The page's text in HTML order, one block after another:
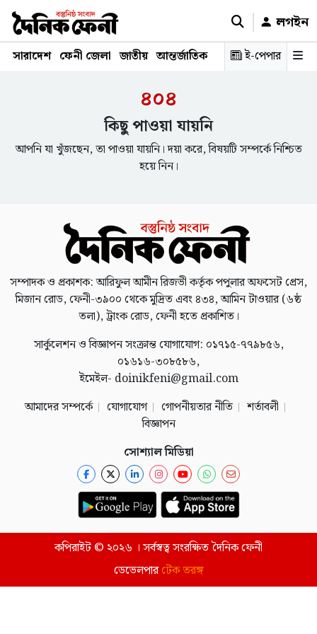
লগইন
সারাদেশ ফেনী জেলা জাতীয় আন্তর্জাতিক রাজনীতি স্বাস্থ্য শিক্ষা
ই-পেপার
৪০৪
কিছু পাওয়া যায়নি
আপনি যা খুঁজছেন, তা পাওয়া যায়নি। দয়া করে, বিষয়টি সম্পর্কে নিশ্চিত
হয়ে নিন।
সম্পাদক ও প্রকাশক: আরিফুল আমীন রিজভী কর্তৃক পপুলার অফসেট প্রেস,
মিজান রোড, ফেনী-৩৯০০ থেকে মুদ্রিত এবং ৪৩৪, আমিন টাওয়ার (৬ষ্ঠ
তলা), ট্রাংক রোড, ফেনী হতে প্রকাশিত।
সার্কুলেশন ও বিজ্ঞাপন সংক্রান্ত যোগাযোগ: ০১৭১৫-৭৭৯৮৫৬,
০১৬১৬-৩০৮৫৮৬,
ইমেইল- doinikfeni@gmail.com
আমাদের সম্পর্কে
যোগাযোগ গোপনীয়তার নীতি
শর্তাবলী
বিজ্ঞাপন
সোশ্যাল মিডিয়া
কপিরাইট © ২০২৬ । সর্বস্বত্ব সংরক্ষিত দৈনিক ফেনী
ডেভেলপারটেক তরঙ্গ